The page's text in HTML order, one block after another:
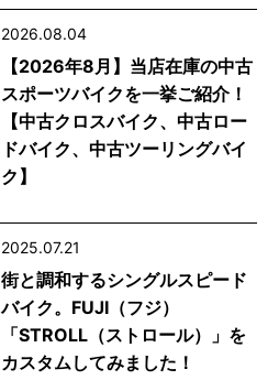
2026.08.04
【2026年8月】当店在庫の中古
スポーツバイクを一挙ご紹介！
【中古クロスバイク、中古ロー
ドバイク、中古ツーリングバイ
ク】
2025.07.21
街と調和するシングルスピード
バイク。FUJI（フジ）
「STROLL（ストロール）」を
カスタムしてみました！